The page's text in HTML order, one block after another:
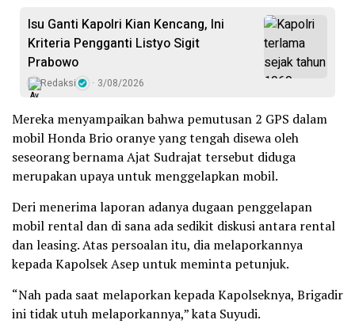
Isu Ganti Kapolri Kian Kencang, Ini
Kriteria Pengganti Listyo Sigit
Prabowo
Redaksi 3/08/2026
Mereka menyampaikan bahwa pemutusan 2 GPS dalam
mobil Honda Brio ‎oranye yang tengah disewa oleh
seseorang bernama Ajat Sudrajat tersebut diduga
merupakan upaya untuk menggelapkan mobil.
Deri menerima laporan adanya dugaan penggelapan
mobil rental dan di sana ada sedikit diskusi antara rental
dan leasing. Atas persoalan itu, dia melaporkannya
kepada Kapolsek Asep untuk meminta petunjuk.
“Nah pada saat melaporkan kepada Kapolseknya, Brigadir
ini tidak utuh melaporkannya,” kata Suyudi.